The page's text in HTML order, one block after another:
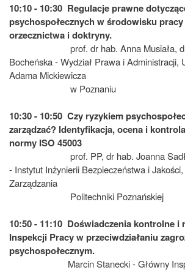
10:10 - 10:30 Regulacje prawne
psychospołecznych w środowisku
orzecznictwa i doktryny.
prof. dr hab. Anna Musiała, dr
Bocheńska - Wydział Prawa i Administracji,
Adama Mickiewicza
w Poznaniu
10:30 - 10:50 Czy ryzykiem
zarządzać? Identyfikacja, ocena i
normy ISO 45003
prof. PP, dr hab. Joanna
- Instytut Inżynierii Bezpieczeństwa i
Zarządzania
Politechniki Poznańskiej
10:50 - 11:10 Doświadczenia kontrolne i
Inspekcji Pracy w przeciwdziałaniu
psychospołecznym.
Marcin Stanecki - Główny